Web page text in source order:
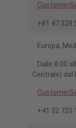
+81 47 328
Europa,
Dalle 8:00
Centrale) dal
+41 32 720